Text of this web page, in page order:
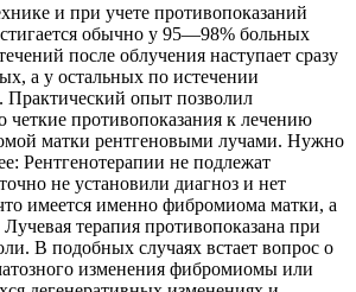
и при учете противопоказаний
обычно у 95—98% больных
после облучения наступает сразу
а у остальных по истечении
Практический опыт позволил
четкие противопоказания к лечению
матки рентгеновыми лучами. Нужно
Рентгенотерапии не подлежат
не установили диагноз и нет
имеется именно фибромиома матки, а
терапия противопоказана при
В подобных случаях встает вопрос о
изменения фибромиомы или